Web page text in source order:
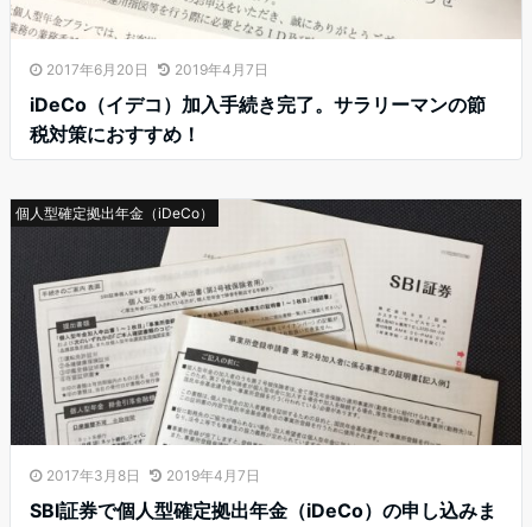
2017年6月20日 2019年4月7日
iDeCo（イデコ）加入手続き完了。サラリーマンの節
税対策におすすめ！
個人型確定拠出年金（iDeCo）
2017年3月8日 2019年4月7日
SBI証券で個人型確定拠出年金（iDeCo）の申し込みま